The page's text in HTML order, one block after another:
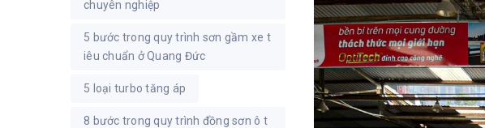
chuyên nghiệp
5 bước trong quy trình sơn gầm xe t
iêu chuẩn ở Quang Đức
5 loại turbo tăng áp
8 bước trong quy trình đồng sơn ô t